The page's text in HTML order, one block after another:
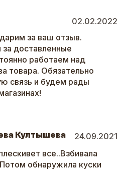
02.02.2022
за ваш отзыв.
за доставленные
работаем над
товара. Обязательно
связь и будем рады
Култышева
24.09.2021
все..Взбивала
обнаружила куски